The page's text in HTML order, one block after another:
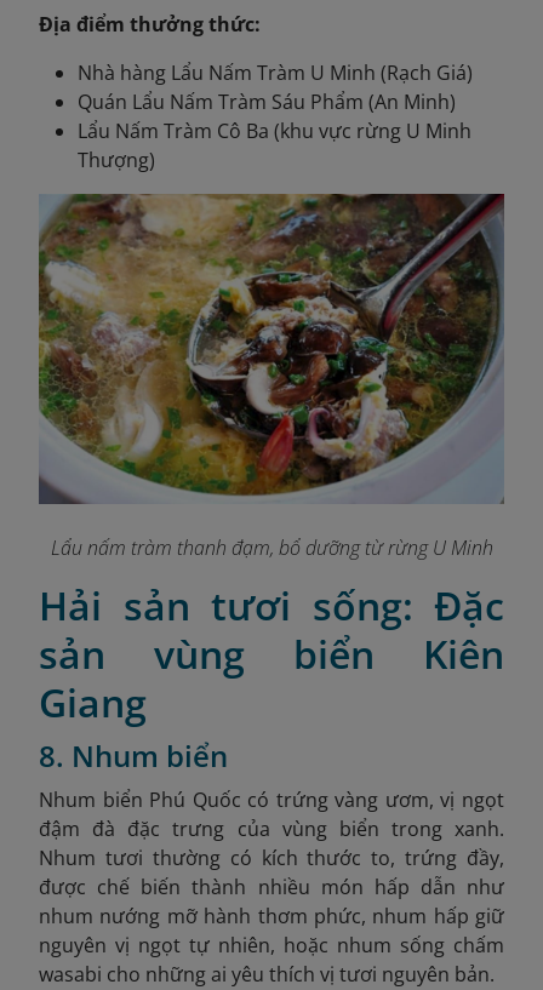
Địa điểm thưởng thức:
Nhà hàng Lẩu Nấm Tràm U Minh (Rạch Giá)
Quán Lẩu Nấm Tràm Sáu Phẩm (An Minh)
Lẩu Nấm Tràm Cô Ba (khu vực rừng U Minh
Thượng)
Lẩu nấm tràm thanh đạm, bổ dưỡng từ rừng U Minh
Hải sản tươi sống: Đặc
sản vùng biển Kiên
Giang
8. Nhum biển
Nhum biển Phú Quốc có trứng vàng ươm, vị ngọt
đậm đà đặc trưng của vùng biển trong xanh.
Nhum tươi thường có kích thước to, trứng đầy,
được chế biến thành nhiều món hấp dẫn như
nhum nướng mỡ hành thơm phức, nhum hấp giữ
nguyên vị ngọt tự nhiên, hoặc nhum sống chấm
wasabi cho những ai yêu thích vị tươi nguyên bản.